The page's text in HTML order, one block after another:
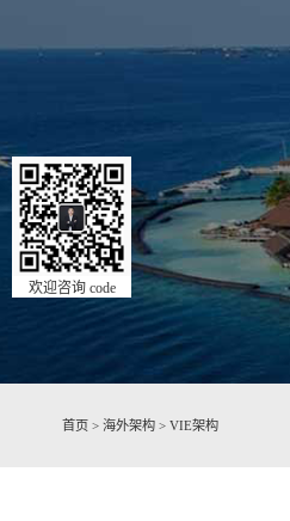
首页 > 海外架构 > VIE架构
欢迎咨询 code